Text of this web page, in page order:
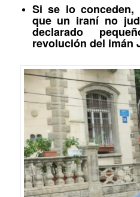
Si se lo conceden,
que un iraní no
declarado
revolución del imán